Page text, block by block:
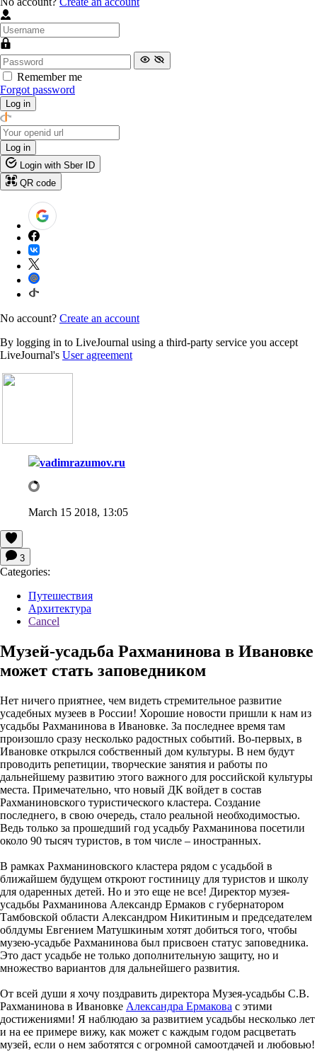
Remember me
Forgot password
Log in
Log in
Login with Sber ID
QR code
No account? Create an account
By logging in to LiveJournal using a third-party service you accept
LiveJournal's User agreement
vadimrazumov.ru
March 15 2018, 13:05
3
Categories:
Путешествия
Архитектура
Cancel
Музей-усадьба Рахманинова в Ивановке
может стать заповедником
Нет ничего приятнее, чем видеть стремительное развитие
усадебных музеев в России! Хорошие новости пришли к нам из
усадьбы Рахманинова в Ивановке. За последнее время там
произошло сразу несколько радостных событий. Во-первых, в
Ивановке открылся собственный дом культуры. В нем будут
проводить репетиции, творческие занятия и работы по
дальнейшему развитию этого важного для российской культуры
места. Примечательно, что новый ДК войдет в состав
Рахманиновского туристического кластера. Создание
последнего, в свою очередь, стало реальной необходимостью.
Ведь только за прошедший год усадьбу Рахманинова посетили
около 90 тысяч туристов, в том числе – иностранных.
В рамках Рахманиновского кластера рядом с усадьбой в
ближайшем будущем откроют гостиницу для туристов и школу
для одаренных детей. Но и это еще не все! Директор музея-
усадьбы Рахманинова Александр Ермаков с губернатором
Тамбовской области Александром Никитиным и председателем
облдумы Евгением Матушкиным хотят добиться того, чтобы
музею-усадьбе Рахманинова был присвоен статус заповедника.
Это даст усадьбе не только дополнительную защиту, но и
множество вариантов для дальнейшего развития.
От всей души я хочу поздравить директора Музея-усадьбы С.В.
Рахманинова в Ивановке Александра Ермакова с этими
достижениями! Я наблюдаю за развитием усадьбы несколько лет
и на ее примере вижу, как может с каждым годом расцветать
музей, если о нем заботятся с огромной самоотдачей и любовью!